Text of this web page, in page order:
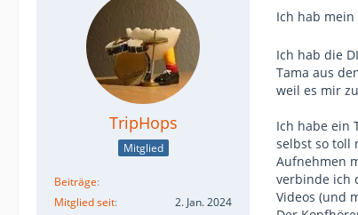
TripHops
Mitglied
Beiträge
Mitglied seit
2. Jan. 2024
Ich hab
Ich hab die
Tama aus
weil es mir
Ich habe ein
selbst so toll
Aufnehmen
verbinde ich
Videos (und